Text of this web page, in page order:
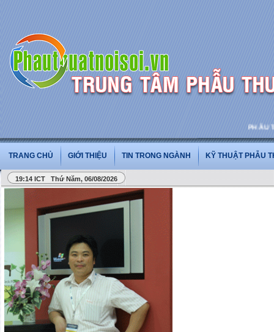
PHẪU
TRANG CHỦ GIỚI THIỆU TIN TRONG NGÀNH KỸ THUẬT PHẪU
19:14 ICT Thứ Năm, 06/08/2026